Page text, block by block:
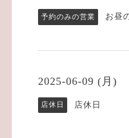
予約のみの営業 お昼
2025-06-09 (月)
店休日 店休日